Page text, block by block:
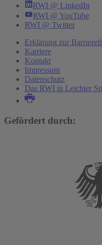
RWI @ LinkedIn
RWI @ YouTube
RWI @ Twitter
Erklärung zur
Karriere
Kontakt
Impressum
Datenschutz
Das RWI in Leichter
Gefördert durch: